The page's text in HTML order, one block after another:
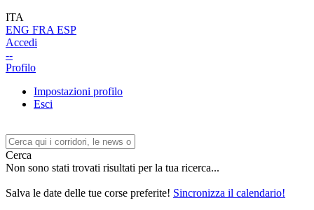
ITA
ENG FRA ESP
Accedi
--
Profilo
Impostazioni profilo
Esci
Cerca
Non sono stati trovati risultati per la tua ricerca...
Salva le date delle tue corse preferite! Sincronizza il calendario!